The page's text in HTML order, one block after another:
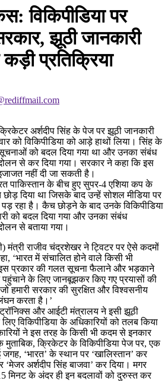
विकिपीडिया पर
झूठी जानकारी
प्रतिक्रिया
अर्शदीप सिंह के पेज पर झूठी जानकारी
को विकिपीडिया को आड़े हाथों लिया। सिंह के
को बदल दिया गया था और उनका संबंध
से कर दिया गया। सरकार ने कहा कि इस
नहीं दी जा सकती है।
पाकिस्तान के बीच हुए सुपर-4 एशिया कप के
दिया था जिसके बाद उन्हें सोशल मीडिया पर
रहा है। कैच छोड़ने के बाद उनके विकिपीडिया
को बदल दिया गया और उनका संबंध
से बताया गया।
मंत्री राजीव चंद्रशेखर ने ट्विटर पर ऐसे कदमों
‘भारत में संचालित होने वाले किसी भी
इस प्रकार की गलत सूचना फैलाने और भड़काने
के लिए जानबूझकर किए गए प्रयासों की
हमारी सरकार की सुरक्षित और विश्वसनीय
करता है।’
और आईटी मंत्रालय ने इसी झूठी
विकिपीडिया के अधिकारियों को तलब किया
ने इस तरह के किसी भी कदम से इनकार
मुताबिक, क्रिकेटर के विकिपीडिया पेज पर, एक
‘भारत’ के स्थान पर ‘खालिस्तान’ कर
अर्शदीप सिंह बाजवा’ कर दिया। मगर
मिनट के अंदर ही इन बदलावों को दुरुस्त कर